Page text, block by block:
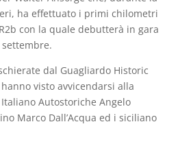
ha effettuato i primi chilometri
con la quale debutterà in gara
dal Guagliardo Historic
visto avvicendarsi alla
Autostoriche Angelo
Marco Dall’Acqua ed i siciliano